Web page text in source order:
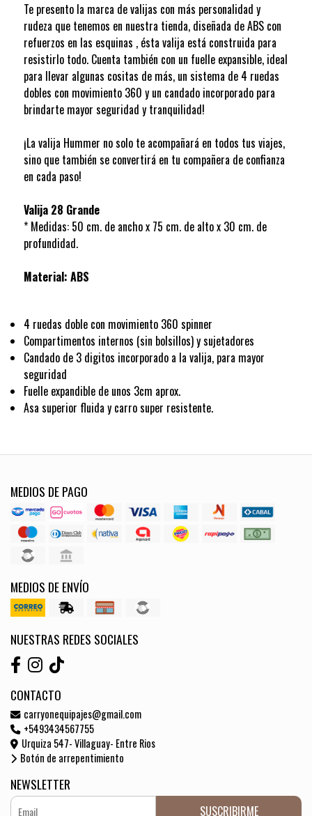
Te presento la marca de valijas con más personalidad y
rudeza que tenemos en nuestra tienda, diseñada de ABS con
refuerzos en las esquinas , ésta valija está construida para
resistirlo todo. Cuenta también con un fuelle expansible, ideal
para llevar algunas cositas de más, un sistema de 4 ruedas
dobles con movimiento 360 y un candado incorporado para
brindarte mayor seguridad y tranquilidad!
¡La valija Hummer no solo te acompañará en todos tus viajes,
sino que también se convertirá en tu compañera de confianza
en cada paso!
Valija 28 Grande
* Medidas: 50 cm. de ancho x 75 cm. de alto x 30 cm. de
profundidad.
Material: ABS
4 ruedas doble con movimiento 360 spinner
Compartimentos internos (sin bolsillos) y sujetadores
Candado de 3 digitos incorporado a la valija, para mayor
seguridad
Fuelle expandible de unos 3cm aprox.
Asa superior fluida y carro super resistente.
MEDIOS DE PAGO
MEDIOS DE ENVÍO
NUESTRAS REDES SOCIALES
CONTACTO
carryonequipajes@gmail.com
+5493434567755
Urquiza 547- Villaguay- Entre Rios
Botón de arrepentimiento
NEWSLETTER
SUSCRIBIRME